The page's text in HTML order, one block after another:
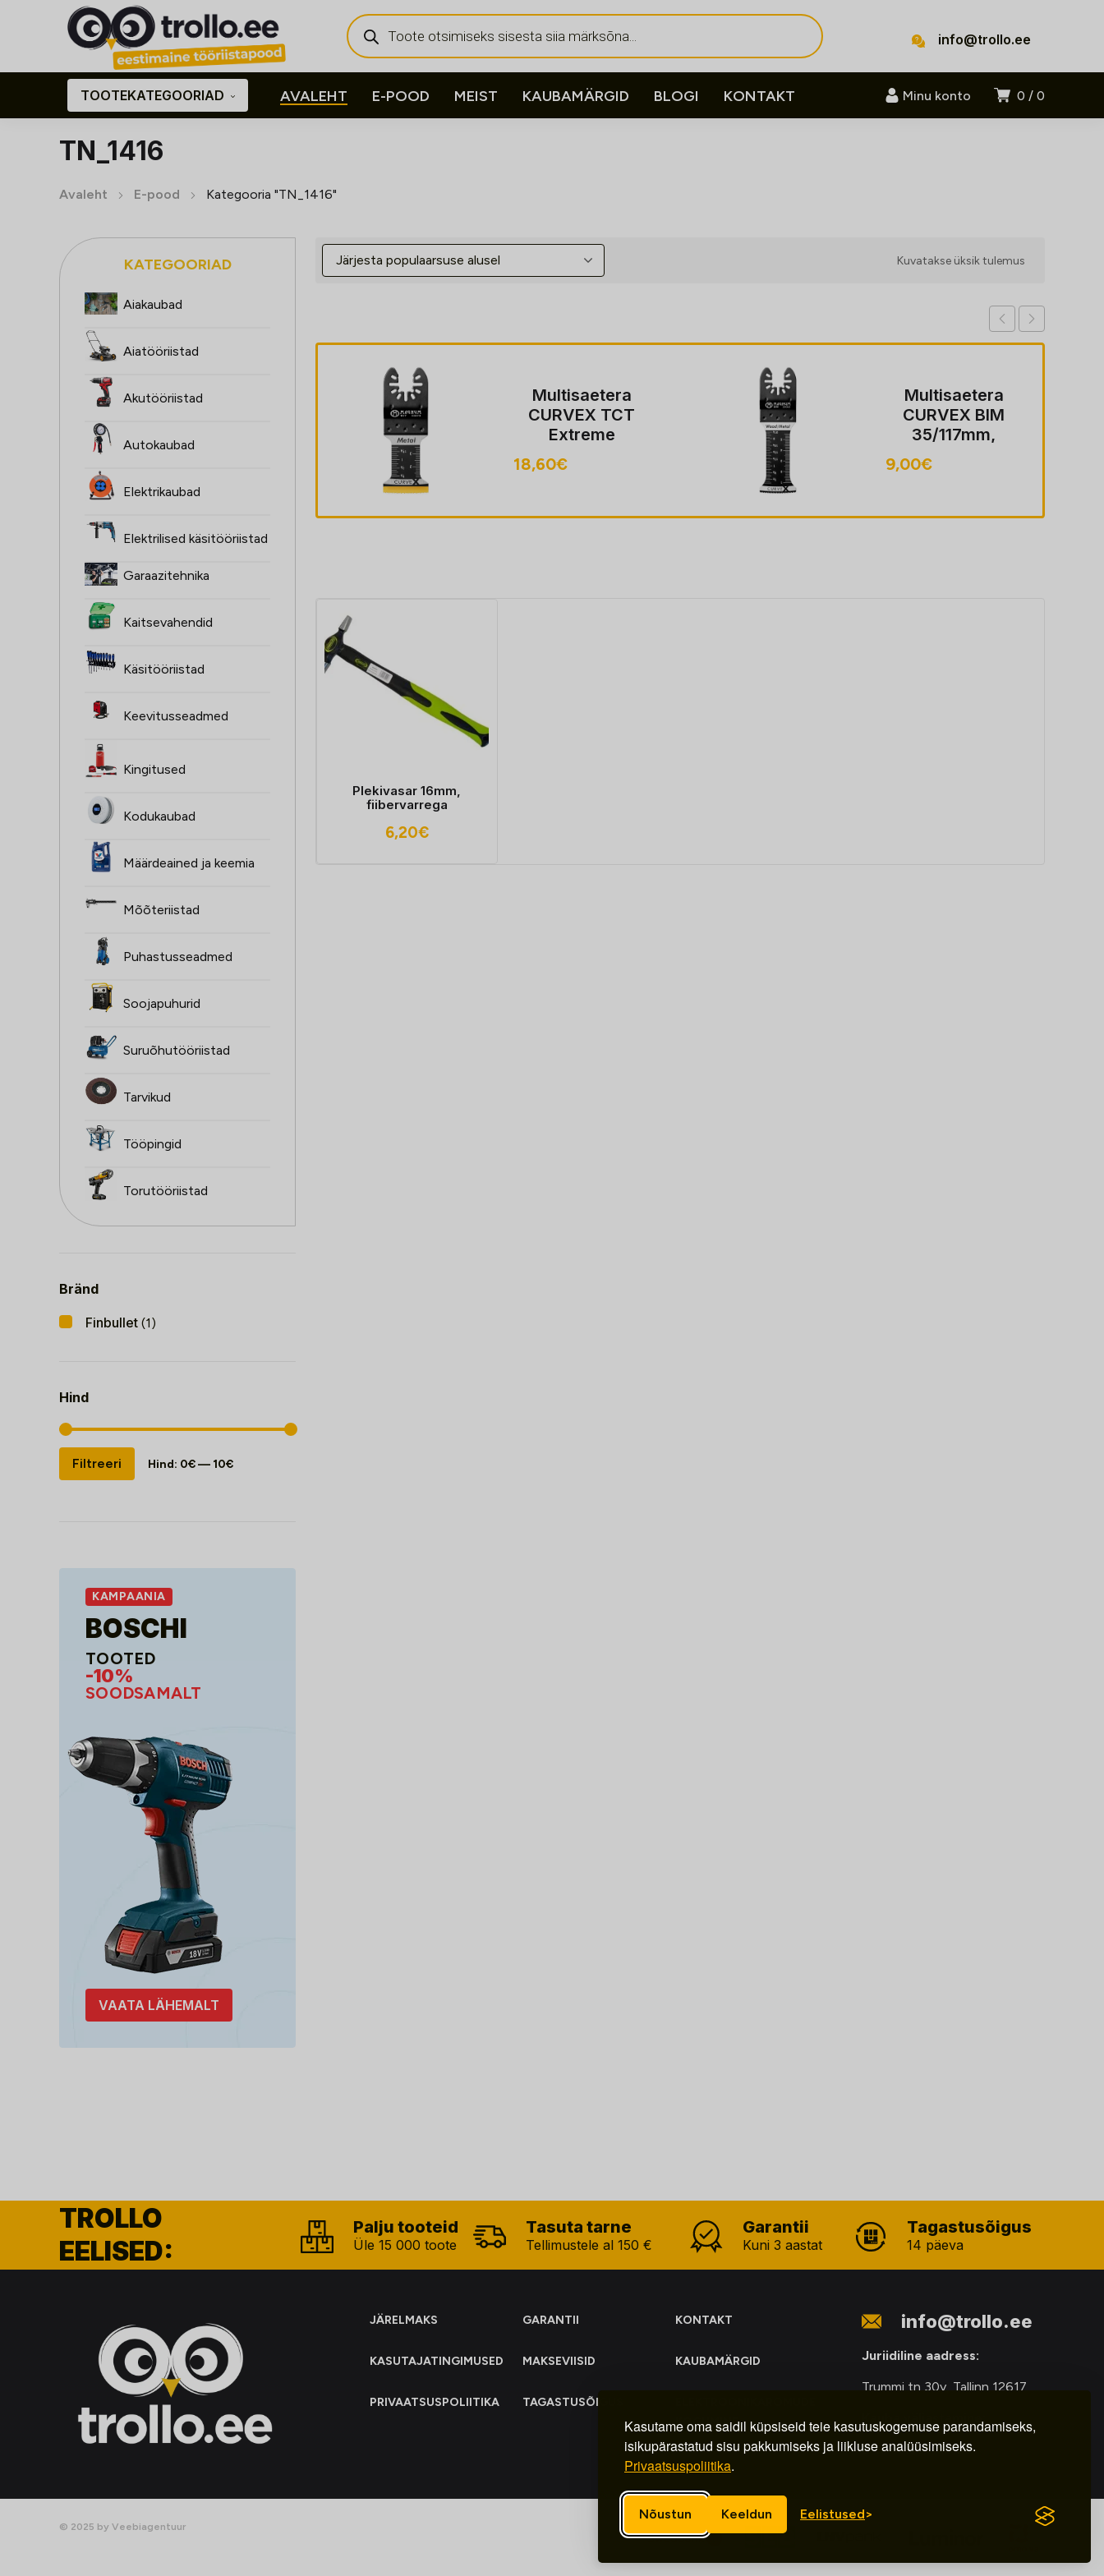
Kasutame oma saidil küpsiseid teie kasutuskogemuse parandamiseks,
isikupärastatud sisu pakkumiseks ja liikluse analüüsimiseks.
Privaatsuspoliitika.
Nõustun Keeldun Eelistused
Products
search
info@trollo.ee
0 0
Minu konto
TOOTEKATEGOORIAD AVALEHT E-POOD MEIST KAUBAMÄRGID BLOGI KONTAKT
TN_1416
Avaleht E-pood Kategooria "TN_1416"
KATEGOORIAD
Aiakaubad
Aiatööriistad
Akutööriistad
Autokaubad
Elektrikaubad
Elektrilised käsitööriistad
Garaazitehnika
Kaitsevahendid
Käsitööriistad
Keevitusseadmed
Kingitused
Kodukaubad
Määrdeained ja keemia
Mõõteriistad
Puhastusseadmed
Soojapuhurid
Suruõhutööriistad
Tarvikud
Tööpingid
Torutööriistad
Bränd
Finbullet (1)
Hind
Minimaalne
hind
Maksimaalne
hind
Filtreeri Hind: 0€— 10€
KAMPAANIA
BOSCHI
TOOTED
-10%
SOODSAMALT
VAATA LÄHEMALT
Kuvatakse üksik tulemus
Kaitseklaas
R-15PRO
Multisaetera
CURVEX TCT
Extreme
35/96mm metall
18,60€
Multisaetera
CURVEX BIM
35/117mm,
puit/metall
9,00€
Plekivasar 16mm,
fiibervarrega
6,20€
TROLLO
EELISED:
Palju tooteid
Üle 15 000 toote
Tasuta tarne
Tellimustele al 150 €
Garantii
Kuni 3 aastat
Tagastusõigus
14 päeva
JÄRELMAKS GARANTII KONTAKT
KASUTAJATINGIMUSED MAKSEVIISID KAUBAMÄRGID
PRIVAATSUSPOLIITIKA TAGASTUSÕIGUS
KOGUMINE
info@trollo.ee
Juriidiline aadress:
Trummi tn 30y, Tallinn 12617
Kauba väljastamine:
E-R – 9.00 – 18.00
© 2025 by Veebiagentuur